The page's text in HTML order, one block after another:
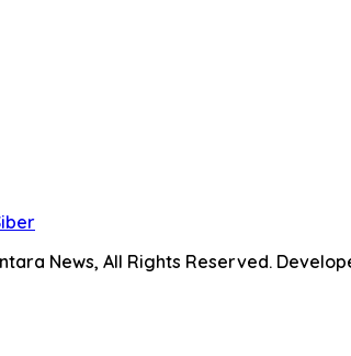
News, All Rights Reserved.